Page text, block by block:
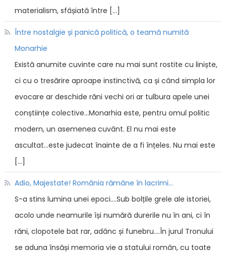
materialism, sfâșiată între […]
Între nostalgie și panică politică, o teamă numită
Monarhie
Există anumite cuvinte care nu mai sunt rostite cu liniște,
ci cu o tresărire aproape instinctivă, ca și când simpla lor
evocare ar deschide răni vechi ori ar tulbura apele unei
conștiințe colective...Monarhia este, pentru omul politic
modern, un asemenea cuvânt. El nu mai este
ascultat...este judecat înainte de a fi înțeles. Nu mai este
[…]
Adio, Majestate! România rămâne în lacrimi...
S-a stins lumina unei epoci....Sub bolțile grele ale istoriei,
acolo unde neamurile își numără durerile nu în ani, ci în
răni, clopotele bat rar, adânc și funebru....În jurul Tronului
se aduna însăși memoria vie a statului român, cu toate